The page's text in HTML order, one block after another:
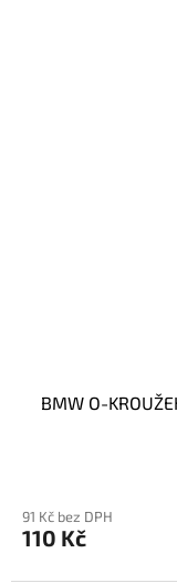
BMW O-
91 Kč bez DPH
110 Kč